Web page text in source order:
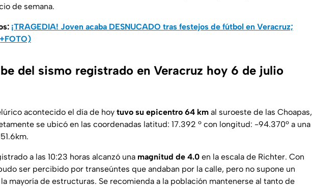
de semana.
¡TRAGEDIA! Joven acaba DESNUCADO tras festejos de fútbol en Veracruz;
del sismo registrado en Veracruz hoy 6 de julio
acontecido el día de hoy tuvo su epicentro 64 km al suroeste de las Choapas,
se ubicó en las coordenadas latitud: 17.392 º con longitud: -94.370º a una
a las 10:23 horas alcanzó una magnitud de 4.0 en la escala de Richter. Con
ser percibido por transeúntes que andaban por la calle, pero no supone un
mayoría de estructuras. Se recomienda a la población mantenerse al tanto de